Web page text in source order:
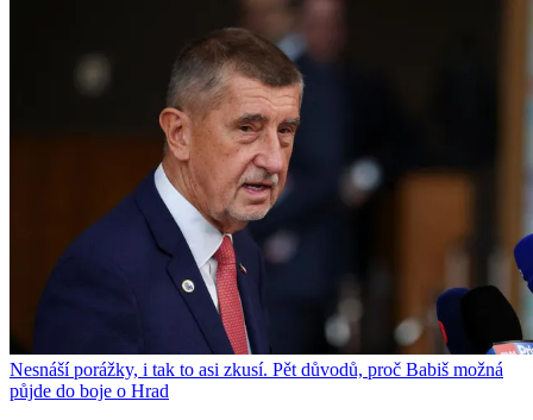
Nesnáší porážky, i tak to asi zkusí. Pět důvodů, proč Babiš možná
půjde do boje o Hrad